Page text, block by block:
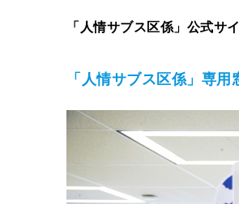
「人情サブス区係」公式サ
「人情サブス区係」専用